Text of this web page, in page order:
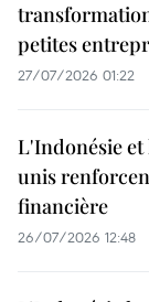
petites
27/07/2026 01:22
L'Indonésie et
unis
financière
26/07/2026 12:48